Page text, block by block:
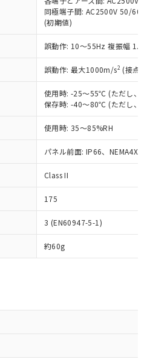
同極端子間: AC2500V 50/
(初期値)
誤動作: 10～55Hz 複振幅
誤動作: 最大1000m/s2 (接点
使用時: -25～55℃ (ただし、氷
保存時: -40～80℃ (ただし、氷
使用時: 35～85%RH
パネル前面: IP66、NEMA4X,
Class II
175
3 (EN60947-5-1)
約60g
び標準価格照会結果は、
更新日時点での社内デー
成されるものであり、閲
での実際の在庫および標
なる場合があることをご
況および標準価格はお客
、またはお客様担当のオ
器販売店・当社販売員に
機器販売店や当社販売拠
ットワーク
」をご確認
標準価格結果を当社の
く第三者に漏洩または開
願いします。
能（部品リスト作成サー
用いただくには、I-Web
ご登録されている必要が
な範囲で利用すること
い。
用者とは、
関して"
の「1.共同利
とがあります。
以下、ポリ臭化ビフェニル
ポリ臭化ジフェニルエーテル類
フタル酸ビス(2-エチルヘキシ
1000ppm以下、フタル酸ブチ
以下、フタル酸ジブチル
、フタル酸ジイソブチル
物質については閾値を超える意
確認しています。
状況などにより、予定
あります。
書（当社基準）
。当社販売部門へお問
値 (GB/T26572)：
水銀) : 1000ppm、 Cd(カドミウ
、 PBBs(ポリ臭化ビフェ
1000ppm、 DIBP(フタル酸ジ
BBP(フタル酸ブチルベンジ
チルヘキシル)) : 1000ppm
限
10物質）のすべてが基
を示します。
状況下において有害物
、環境に深刻な影響を
味します。
。当社販売部門へお問
国貿易法に定める商品
物等」という）を輸出
の提供する場合は、日本
許可(または役務取引許
などの必要な手続きを
物を破棄する場合は、完
など、違法に輸出されな
手段を講じます。
品を、核兵器、ミサイ
、生物兵器またはその他
れらの製造装置等に一切
品を第三者に販売する
1、2および3の内容を当
します。また当社は、
販売に係わる関係者が違
おそれがある場合は、取
しません。
上の在庫あり
は満たないが在庫あり
(最新の在庫状況につ
お客様のお取引先、ま
様担当のオムロン制御
店・当社販売員にご確
機種、また在庫状況の
開していない機種